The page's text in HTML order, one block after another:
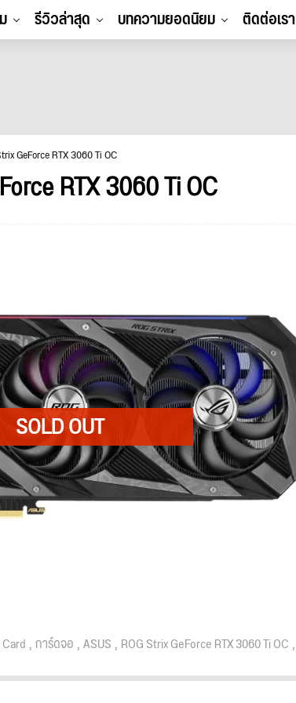
รีวิวล่าสุด บทความยอดนิยม ติดต่อเรา
GeForce RTX 3060 Ti OC
RTX 3060 Ti OC
การ์ดจอ ASUS ROG Strix GeForce RTX 3060 Ti OC